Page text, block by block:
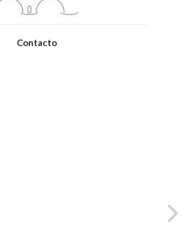
Contacto